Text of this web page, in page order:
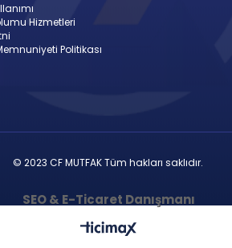
Hizmetleri
Politikası
© 2023 CF MUTFAK Tüm hakları saklıdır.
SEO & E-Ticaret Danışmanı